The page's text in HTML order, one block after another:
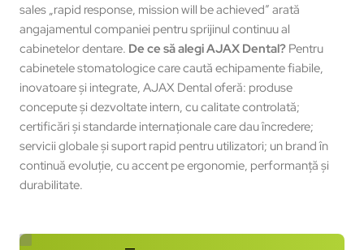
sales „rapid response, mission will be achieved” arată
angajamentul companiei pentru sprijinul continuu al
cabinetelor dentare. De ce să alegi AJAX Dental? Pentru
cabinetele stomatologice care caută echipamente fiabile,
inovatoare şi integrate, AJAX Dental oferă: produse
concepute şi dezvoltate intern, cu calitate controlată;
certificări şi standarde internaţionale care dau încredere;
servicii globale şi suport rapid pentru utilizatori; un brand în
continuă evoluţie, cu accent pe ergonomie, performanţă şi
durabilitate.